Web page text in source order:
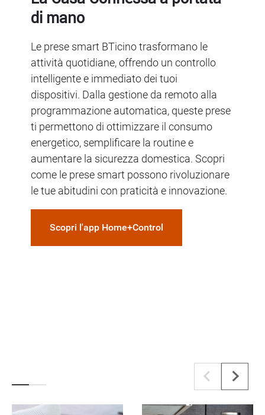
di mano
Le prese smart BTicino trasformano le
attività quotidiane, offrendo un controllo
intelligente e immediato dei tuoi
dispositivi. Dalla gestione da remoto alla
programmazione automatica, queste prese
ti permettono di ottimizzare il consumo
energetico, semplificare la routine e
aumentare la sicurezza domestica. Scopri
come le prese smart possono rivoluzionare
le tue abitudini con praticità e innovazione.
Scopri l'app Home+Control